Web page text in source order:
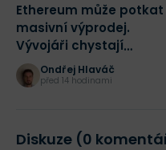
Ethereum může potkat
masivní výprodej.
Vývojáři chystají
radikální změnu sítě
Ondřej Hlaváč
před 14 hodinami
Diskuze (0